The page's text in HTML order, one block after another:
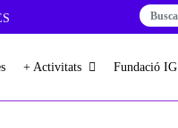
+ Activitats Fundació IG